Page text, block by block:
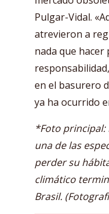
Pulgar-Vidal.
atrevieron a
nada que
en el basurero
ya ha ocurrido
*Foto
una de las
perder su
climático
Brasil.